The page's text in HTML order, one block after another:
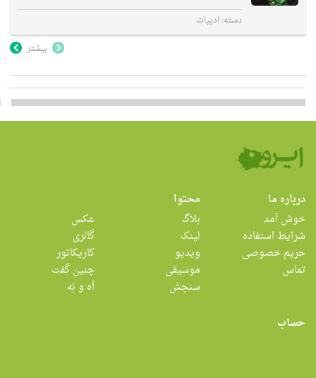
دسته:ادبیات
بیشتر
درباره ما
خوش آمد
شرایط استفاده
حریم خصوصی
تماس
محتوا
بلاگ
لینک
ویدیو
موسیقی
سنجش
عکس
گالری
کاریکاتور
چنین گفت
اَه و بَه
حساب